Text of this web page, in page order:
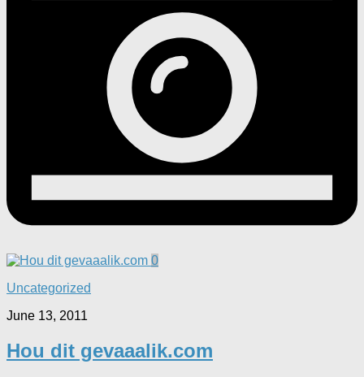
0
Uncategorized
June 13, 2011
Hou dit gevaaalik.com